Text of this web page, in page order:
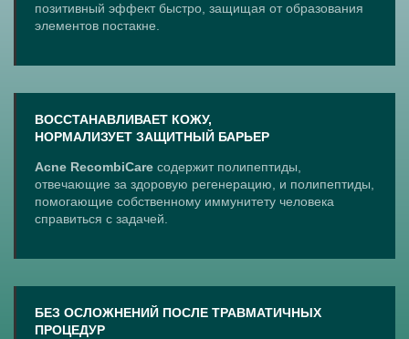
позитивный эффект быстро, защищая от образования
элементов постакне.
ВОССТАНАВЛИВАЕТ КОЖУ,
НОРМАЛИЗУЕТ ЗАЩИТНЫЙ БАРЬЕР
Acne RecombiCareсодержит полипептиды,
отвечающие за здоровую регенерацию, и полипептиды,
помогающие собственному иммунитету человека
справиться с задачей.
БЕЗ ОСЛОЖНЕНИЙ ПОСЛЕ ТРАВМАТИЧНЫХ
ПРОЦЕДУР